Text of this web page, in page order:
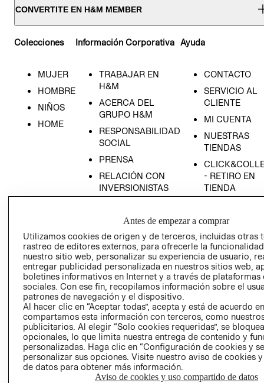
CONVERTITE EN H&M MEMBER
Colecciones
MUJER
HOMBRE
NIÑOS
HOME
Información Corporativa
TRABAJAR EN
H&M
ACERCA DEL
GRUPO H&M
RESPONSABILIDAD
SOCIAL
PRENSA
RELACIÓN CON
INVERSIONISTAS
EMPRESARIAL
Ayuda
CONTACTO
SERVICIO AL
CLIENTE
MI CUENTA
NUESTRAS
TIENDAS
- RETIRO EN
TIENDA
AVISO DE
PRIVACIDAD
GIFT CARD
AVISO DE
COOKIES
Uruguay ($U)
Antes de empezar a comprar
Utilizamos cookies de origen y de terceros, incluidas otras
rastreo de editores externos, para ofrecerle la
nuestro sitio web, personalizar su experiencia de usuario,
entregar publicidad personalizada en nuestros sitios web,
boletines informativos en Internet y a través de plataformas
sociales. Con ese fin, recopilamos información sobre el
patrones de navegación y el dispositivo.
Al hacer clic en “Aceptar todas”, acepta y está de acuerdo
compartamos esta información con terceros, como
publicitarios. Al elegir “Solo cookies requeridas”, se
opcionales, lo que limita nuestra entrega de contenido y
personalizadas. Haga clic en “Configuración de cookies y
personalizar sus opciones. Visite nuestro aviso de cookies
de datos para obtener más información.
Aviso de cookies y uso compartido de datos